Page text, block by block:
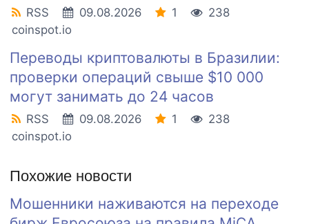
RSS 09.08.2026 1
238
coinspot.io
Переводы криптовалюты в Бразилии:
проверки операций свыше $10 000
могут занимать до 24 часов
RSS 09.08.2026 1
238
coinspot.io
Похожие новости
Мошенники наживаются на переходе